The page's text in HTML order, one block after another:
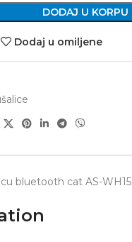
DODAJ U KORPU
Dodaj u omiljene
bluetooth cat AS-